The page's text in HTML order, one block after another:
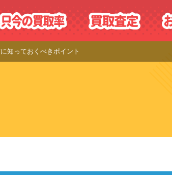
知っておくべきポイント